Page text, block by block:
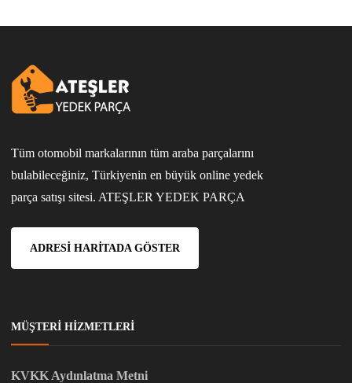
Tüm otomobil markalarının tüm araba parçalarını
bulabileceğiniz, Türkiyenin en büyük online yedek
parça satışı sitesi. ATEŞLER YEDEK PARÇA
ADRESI HARITADA GÖSTER
MÜŞTERI HIZMETLERI
KVKK Aydınlatma Metni